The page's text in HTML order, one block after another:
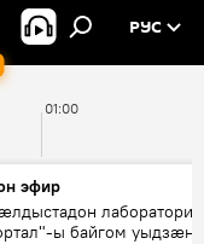
РУС
01:00
эфир
лаборатори
ы байгом уыдзæн